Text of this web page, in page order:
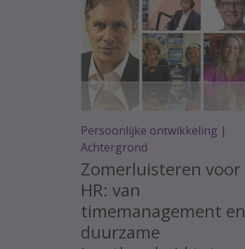
Persoonlijke ontwikkeling |
Achtergrond
Zomerluisteren voor
HR: van
timemanagement en
duurzame